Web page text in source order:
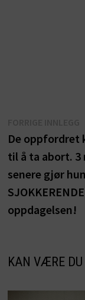
De oppfordret
til å ta abort. 3
senere gjør
SJOKKERENDE
oppdagelsen!
KAN VÆRE